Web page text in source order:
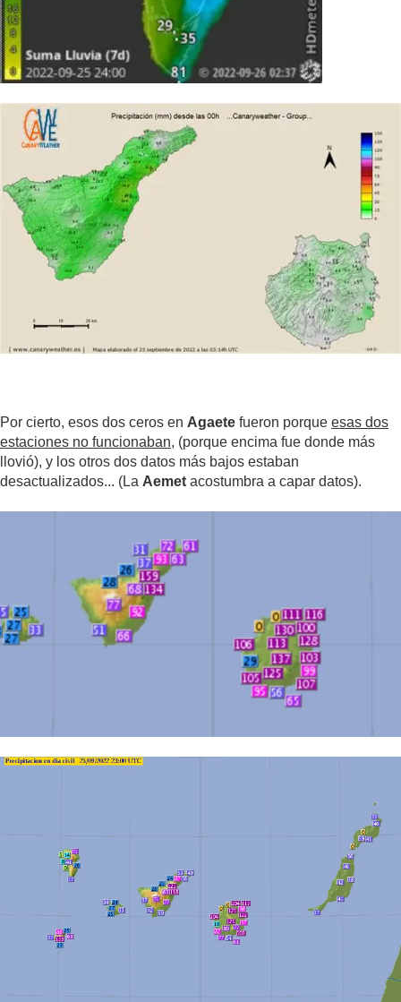
Por cierto, esos dos ceros en Agaete fueron porque esas dos
estaciones no funcionaban, (porque encima fue donde más
llovió), y los otros dos datos más bajos estaban
desactualizados... (La Aemet acostumbra a capar datos).